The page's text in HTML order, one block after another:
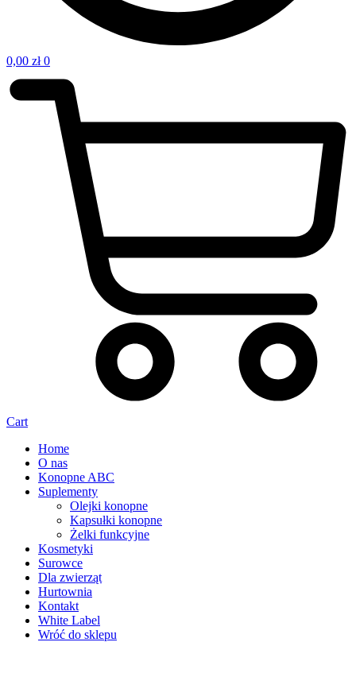
0,00 zł 0
Cart
Home
O nas
Konopne ABC
Suplementy
Olejki konopne
Kapsułki konopne
Żelki funkcyjne
Kosmetyki
Surowce
Dla zwierząt
Hurtownia
Kontakt
White Label
Wróć do sklepu